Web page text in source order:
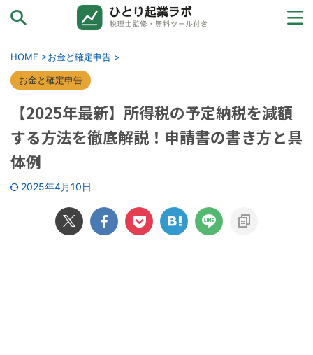
カテゴリーから探す
売上ゼロ→初受注
法人化→その先へ
HOME >お金と確定申告 >
お金と確定申告
【2025年最新】所得税の予定納税を減額
する方法を徹底解説！申請書の書き方と具
体例
2025年4月10日